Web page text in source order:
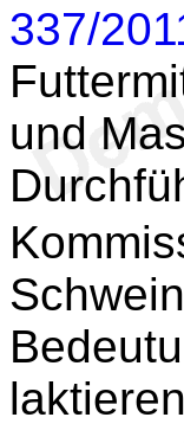
337/
und